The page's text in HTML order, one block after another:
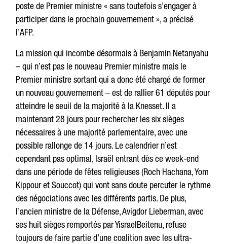
poste de Premier ministre « sans toutefois s’engager à
participer dans le prochain gouvernement », a précisé
l’AFP.
La mission qui incombe désormais à Benjamin Netanyahu
– qui n’est pas le nouveau Premier ministre mais le
Premier ministre sortant qui a donc été chargé de former
un nouveau gouvernement – est de rallier 61 députés pour
atteindre le seuil de la majorité à la Knesset. Il a
maintenant 28 jours pour rechercher les six sièges
nécessaires à une majorité parlementaire, avec une
possible rallonge de 14 jours. Le calendrier n’est
cependant pas optimal, Israël entrant dès ce week-end
dans une période de fêtes religieuses (Roch Hachana, Yom
Kippour et Souccot) qui vont sans doute percuter le rythme
des négociations avec les différents partis. De plus,
l’ancien ministre de la Défense, Avigdor Lieberman, avec
ses huit sièges remportés par YisraelBeitenu, refuse
toujours de faire partie d’une coalition avec les ultra-